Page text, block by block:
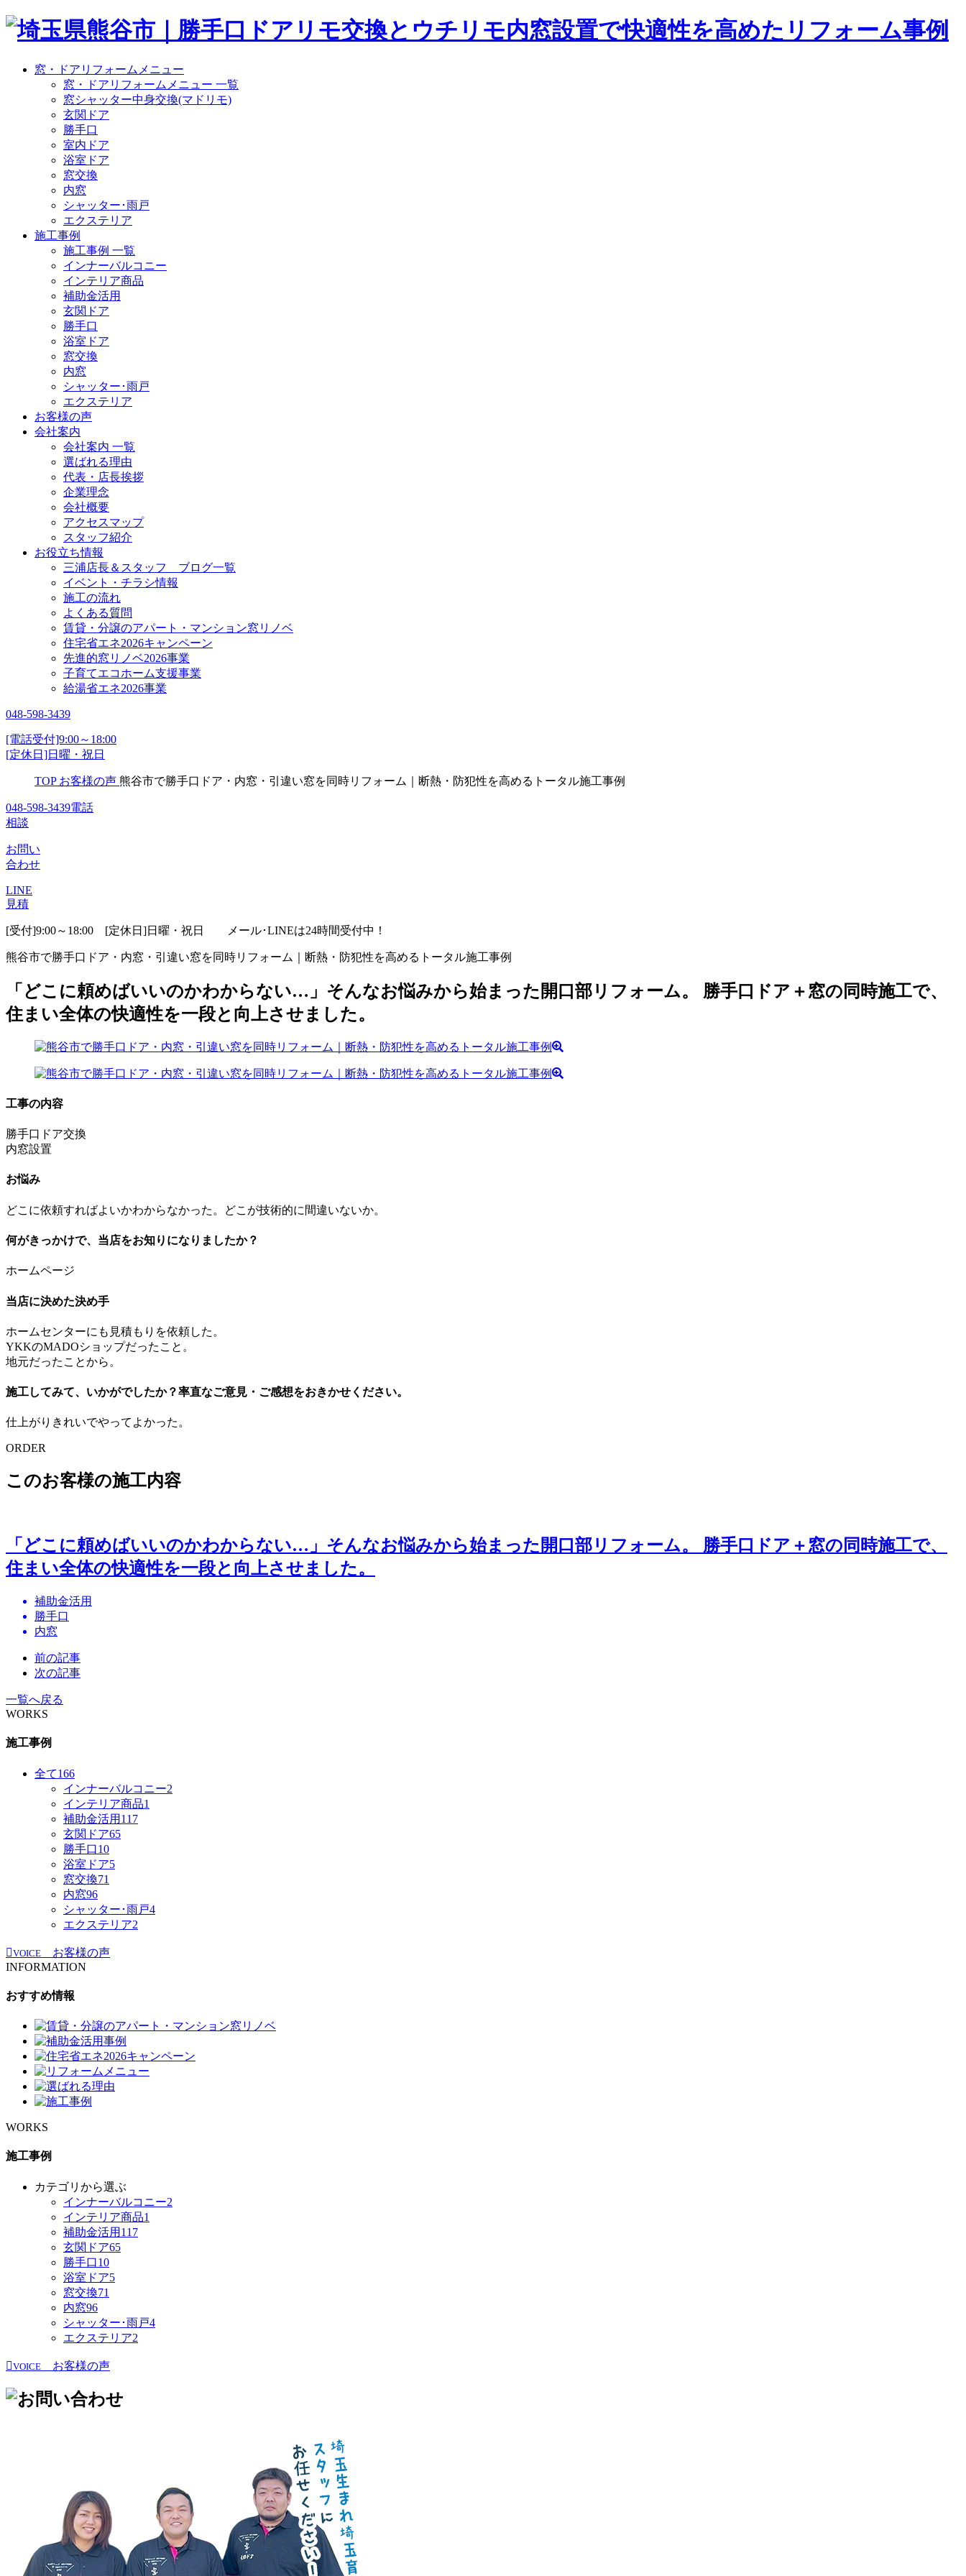
窓・ドアリフォームメニュー
窓・ドアリフォームメニュー 一覧
窓シャッター中身交換(マドリモ)
玄関ドア
勝手口
室内ドア
浴室ドア
窓交換
内窓
シャッター･雨戸
エクステリア
施工事例
施工事例 一覧
インナーバルコニー
インテリア商品
補助金活用
玄関ドア
勝手口
浴室ドア
窓交換
内窓
シャッター･雨戸
エクステリア
お客様の声
会社案内
会社案内 一覧
選ばれる理由
代表・店長挨拶
企業理念
会社概要
アクセスマップ
スタッフ紹介
お役立ち情報
三浦店長＆スタッフ ブログ一覧
イベント・チラシ情報
施工の流れ
よくある質問
賃貸・分譲のアパート・マンション窓リノベ
住宅省エネ2026キャンペーン
先進的窓リノベ2026事業
子育てエコホーム支援事業
給湯省エネ2026事業
048-598-3439
[電話受付]9:00～18:00
[定休日]日曜・祝日
TOP お客様の声 熊谷市で勝手口ドア・内窓・引違い窓を同時リフォーム｜断熱・防犯性を高めるトータル施工事例
048-598-3439電話
相談
お問い
合わせ
LINE
見積
[受付]9:00～18:00 [定休日]日曜・祝日 メール･LINEは24時間受付中！
熊谷市で勝手口ドア・内窓・引違い窓を同時リフォーム｜断熱・防犯性を高めるトータル施工事例
「どこに頼めばいいのかわからない…」そんなお悩みから始まった開口部リフォーム。 勝手口ドア＋窓の同時施工で、
住まい全体の快適性を一段と向上させました。
工事の内容
勝手口ドア交換
内窓設置
お悩み
どこに依頼すればよいかわからなかった。どこが技術的に間違いないか。
何がきっかけで、当店をお知りになりましたか？
ホームページ
当店に決めた決め手
ホームセンターにも見積もりを依頼した。
YKKのMADOショップだったこと。
地元だったことから。
施工してみて、いかがでしたか？率直なご意見・ご感想をおきかせください。
仕上がりきれいでやってよかった。
ORDER
このお客様の施工内容
「どこに頼めばいいのかわからない…」そんなお悩みから始まった開口部リフォーム。 勝手口ドア＋窓の同時施工で、
住まい全体の快適性を一段と向上させました。
補助金活用
勝手口
内窓
前の記事
次の記事
一覧へ戻る
WORKS
施工事例
全て166
インナーバルコニー2
インテリア商品1
補助金活用 117
玄関ドア65
勝手口10
浴室ドア5
窓交換71
内窓96
シャッター･雨戸4
エクステリア2
VOICE
お客様の声
INFORMATION
おすすめ情報
WORKS
施工事例
カテゴリから選ぶ
インナーバルコニー2
インテリア商品1
補助金活用 117
玄関ドア65
勝手口10
浴室ドア5
窓交換71
内窓96
シャッター･雨戸4
エクステリア2
VOICE お客様の声